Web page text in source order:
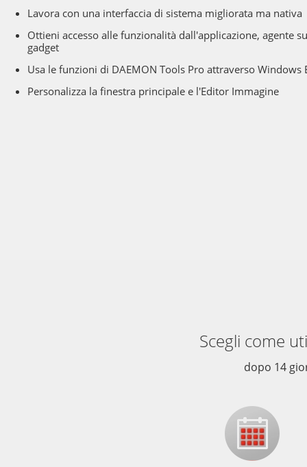
Lavora con una interfaccia di sistema migliorata ma nativa
Ottieni accesso alle funzionalità dall'applicazione, agente
gadget
Usa le funzioni di DAEMON Tools Pro attraverso Windows
Personalizza la finestra principale e l'Editor Immagine
Scegli come
dopo 14